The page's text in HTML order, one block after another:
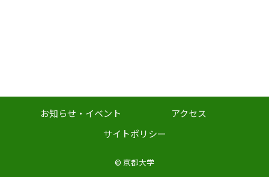
© 京都大学
お知らせ・イベント
アクセス
サイトポリシー